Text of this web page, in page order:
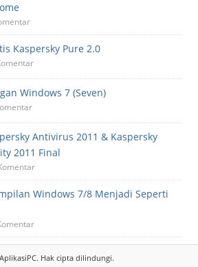
Kaspersky Pure 2.0
Windows 7 (Seven)
Antivirus 2011 & Kaspersky
2011 Final
Windows 7/8 Menjadi Seperti
. Hak cipta dilindungi.